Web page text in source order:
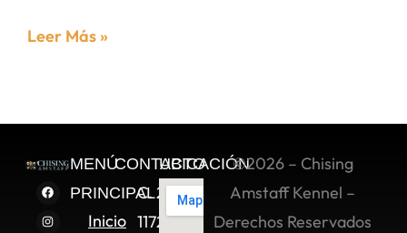
Leer Más »
MENÚ
PRINCIPAL
Inicio
CONTACTO
C. 2 Sur
11722,
UBICACIÓN©2026 – Chising
Amstaff Kennel –
Derechos Reservados